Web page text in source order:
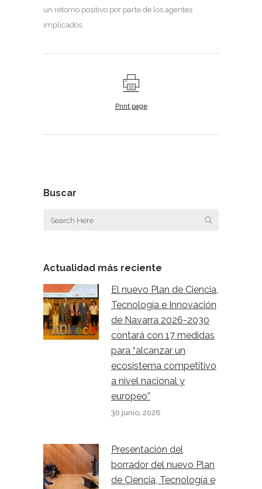
un retorno positivo por parte de los agentes
implicados.
Print page
Buscar
Actualidad más reciente
El nuevo Plan de Ciencia,
Tecnología e Innovación
de Navarra 2026-2030
contará con 17 medidas
para “alcanzar un
ecosistema competitivo
a nivel nacional y
europeo”
30 junio, 2026
Presentación del
borrador del nuevo Plan
de Ciencia, Tecnología e